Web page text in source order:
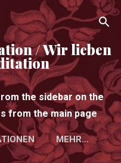
/ Wir lieben
the sidebar on the
from the main page
MEHR…